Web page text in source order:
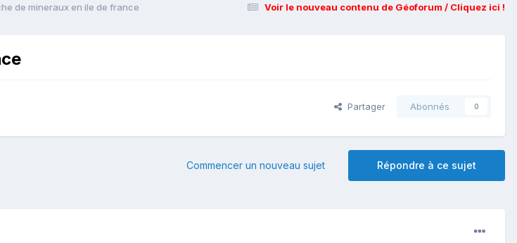
Voir le nouveau contenu de Géoforum / Cliquez ici !
de mineraux en ile de france
Partager Abonnés 0
Répondre à ce sujet
Commencer un nouveau sujet